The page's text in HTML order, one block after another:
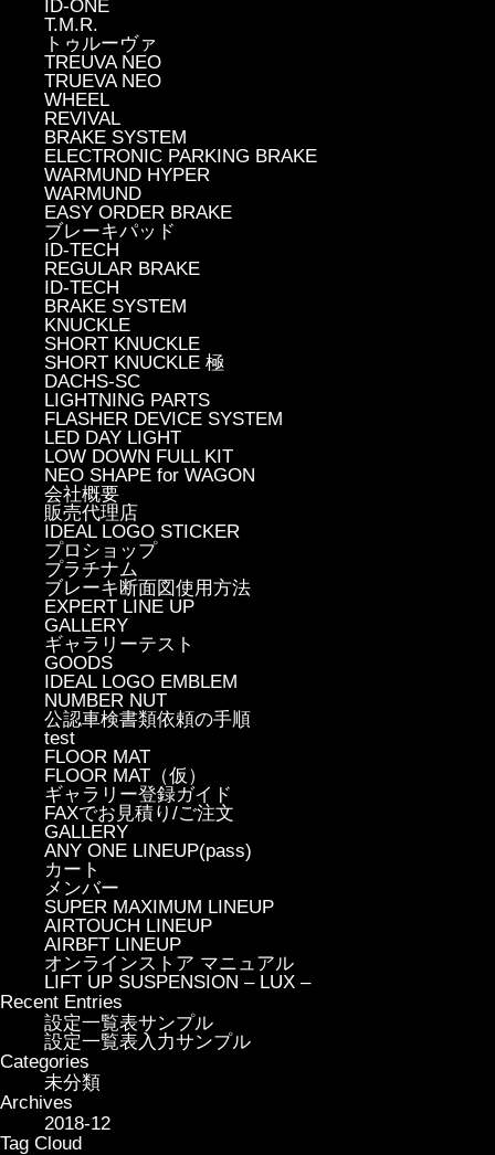
ID-ONE
T.M.R.
トゥルーヴァ
TREUVA NEO
TRUEVA NEO
WHEEL
REVIVAL
BRAKE SYSTEM
ELECTRONIC PARKING BRAKE
WARMUND HYPER
WARMUND
EASY ORDER BRAKE
ブレーキパッド
ID-TECH
REGULAR BRAKE
ID-TECH
BRAKE SYSTEM
KNUCKLE
SHORT KNUCKLE
SHORT KNUCKLE 極
DACHS-SC
LIGHTNING PARTS
FLASHER DEVICE SYSTEM
LED DAY LIGHT
LOW DOWN FULL KIT
NEO SHAPE for WAGON
会社概要
販売代理店
IDEAL LOGO STICKER
プロショップ
プラチナム
ブレーキ断面図使用方法
EXPERT LINE UP
GALLERY
ギャラリーテスト
GOODS
IDEAL LOGO EMBLEM
NUMBER NUT
公認車検書類依頼の手順
test
FLOOR MAT
FLOOR MAT（仮）
ギャラリー登録ガイド
FAXでお見積り/ご注文
GALLERY
ANY ONE LINEUP(pass)
カート
メンバー
SUPER MAXIMUM LINEUP
AIRTOUCH LINEUP
AIRBFT LINEUP
オンラインストア マニュアル
LIFT UP SUSPENSION – LUX –
Recent Entries
設定一覧表サンプル
設定一覧表入力サンプル
Categories
未分類
Archives
2018-12
Tag Cloud